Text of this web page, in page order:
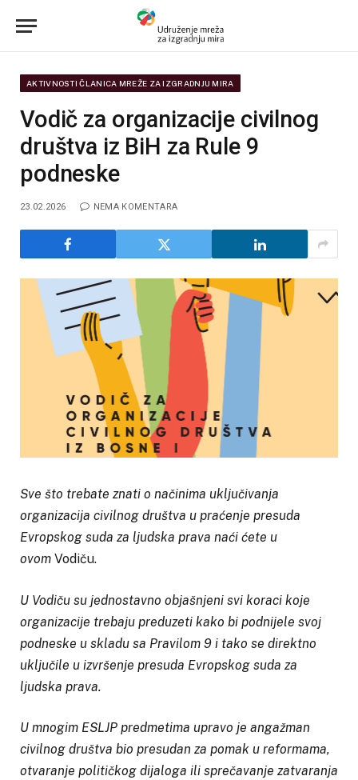
AKTIVNOSTI ČLANICA MREŽE ZA IZGRADNJU MIRA
Vodič za organizacije civilnog
društva iz BiH za Rule 9
podneske
23.02.2026 NEMA KOMENTARA
Sve što trebate znati o načinima uključivanja
organizacija civilnog društva u praćenje presuda
Evropskog suda za ljudska prava naći ćete u
ovom Vodiču.
U Vodiču su jednostavno objašnjeni svi koraci koje
organizacije trebaju preduzeti kako bi podnijele svoj
podneske u skladu sa Pravilom 9 i tako se direktno
uključile u izvršenje presuda Evropskog suda za
ljudska prava.
U mnogim ESLJP predmetima upravo je angažman
civilnog društva bio presudan za pomak u reformama,
otvaranje političkog dijaloga ili sprečavanje zatvaranja